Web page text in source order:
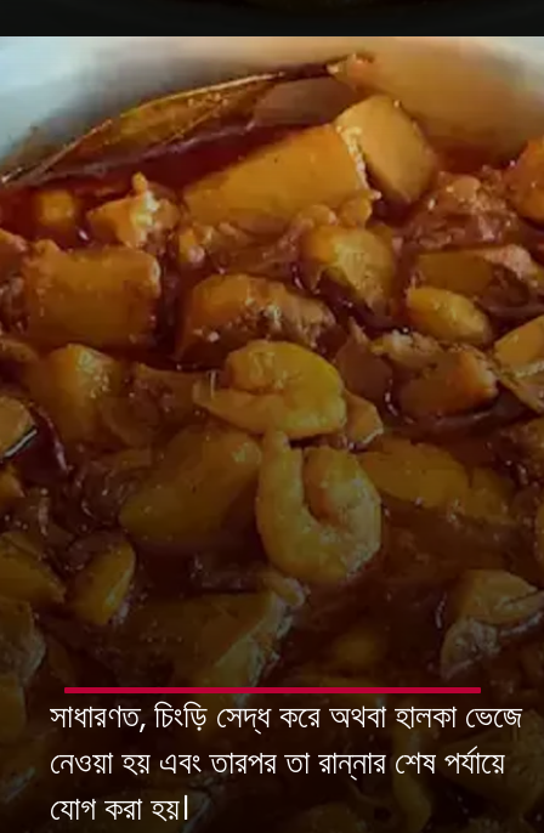
সাধারণত, চিংড়ি সেদ্ধ করে অথবা হালকা ভেজে
নেওয়া হয় এবং তারপর তা রান্নার শেষ পর্যায়ে
যোগ করা হয়।